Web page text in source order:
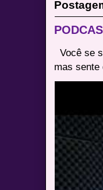
Você se
mas sente